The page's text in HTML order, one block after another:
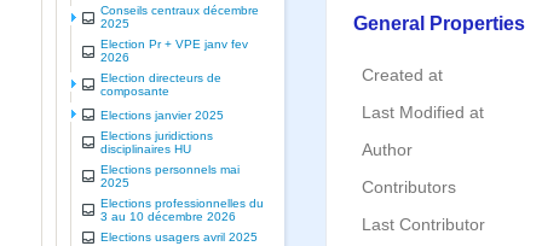
Conseils centraux décembre
2025
Election Pr + VPE janv fev
2026
Election directeurs de
composante
Elections janvier 2025
Elections juridictions
disciplinaires HU
Elections personnels mai
2025
Elections professionnelles du
3 au 10 décembre 2026
Elections usagers avril 2025
General Properties
Created at
Last Modified at
Author
Contributors
Last Contributor